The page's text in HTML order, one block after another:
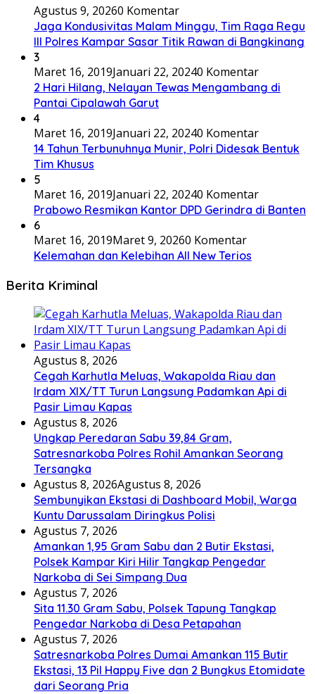
Agustus 9, 20260 Komentar
Jaga Kondusivitas Malam Minggu, Tim Raga Regu
III Polres Kampar Sasar Titik Rawan di Bangkinang
3
Maret 16, 2019Januari 22, 20240 Komentar
2 Hari Hilang, Nelayan Tewas Mengambang di
Pantai Cipalawah Garut
4
Maret 16, 2019Januari 22, 20240 Komentar
14 Tahun Terbunuhnya Munir, Polri Didesak Bentuk
Tim Khusus
5
Maret 16, 2019Januari 22, 20240 Komentar
Prabowo Resmikan Kantor DPD Gerindra di Banten
6
Maret 16, 2019Maret 9, 20260 Komentar
Kelemahan dan Kelebihan All New Terios
Berita Kriminal
Agustus 8, 2026
Cegah Karhutla Meluas, Wakapolda Riau dan
Irdam XIX/TT Turun Langsung Padamkan Api di
Pasir Limau Kapas
Agustus 8, 2026
Ungkap Peredaran Sabu 39,84 Gram,
Satresnarkoba Polres Rohil Amankan Seorang
Tersangka
Agustus 8, 2026Agustus 8, 2026
Sembunyikan Ekstasi di Dashboard Mobil, Warga
Kuntu Darussalam Diringkus Polisi
Agustus 7, 2026
Amankan 1,95 Gram Sabu dan 2 Butir Ekstasi,
Polsek Kampar Kiri Hilir Tangkap Pengedar
Narkoba di Sei Simpang Dua
Agustus 7, 2026
Sita 11.30 Gram Sabu, Polsek Tapung Tangkap
Pengedar Narkoba di Desa Petapahan
Agustus 7, 2026
Satresnarkoba Polres Dumai Amankan 115 Butir
Ekstasi, 13 Pil Happy Five dan 2 Bungkus Etomidate
dari Seorang Pria